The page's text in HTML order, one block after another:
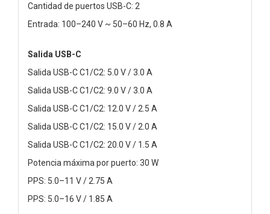
Cantidad de puertos USB-C: 2
Entrada: 100–240 V ~ 50–60 Hz, 0.8 A
Salida USB-C
Salida USB-C C1/C2: 5.0 V / 3.0 A
Salida USB-C C1/C2: 9.0 V / 3.0 A
Salida USB-C C1/C2: 12.0 V / 2.5 A
Salida USB-C C1/C2: 15.0 V / 2.0 A
Salida USB-C C1/C2: 20.0 V / 1.5 A
Potencia máxima por puerto: 30 W
PPS: 5.0–11 V / 2.75 A
PPS: 5.0–16 V / 1.85 A